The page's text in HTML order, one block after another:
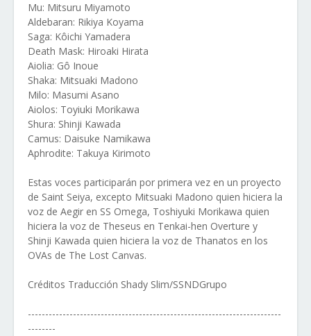
Mu: Mitsuru Miyamoto
Aldebaran: Rikiya Koyama
Saga: Kôichi Yamadera
Death Mask: Hiroaki Hirata
Aiolia: Gô Inoue
Shaka: Mitsuaki Madono
Milo: Masumi Asano
Aiolos: Toyiuki Morikawa
Shura: Shinji Kawada
Camus: Daisuke Namikawa
Aphrodite: Takuya Kirimoto
Estas voces participarán por primera vez en un proyecto
de Saint Seiya, excepto Mitsuaki Madono quien hiciera la
voz de Aegir en SS Omega, Toshiyuki Morikawa quien
hiciera la voz de Theseus en Tenkai-hen Overture y
Shinji Kawada quien hiciera la voz de Thanatos en los
OVAs de The Lost Canvas.
Créditos Traducción Shady Slim/SSNDGrupo
-------------------------------------------------------------------------
--------